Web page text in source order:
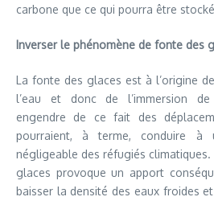
carbone que ce qui pourra être
Inverser le phénomène de fonte des
La fonte des glaces est à l’origine
l’eau et donc de l’immersion
engendre de ce fait des
pourraient, à terme, conduire à
négligeable des réfugiés climatiques.
glaces provoque un apport
baisser la densité des eaux froides